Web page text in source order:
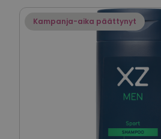
Kampanja-aika päättynyt